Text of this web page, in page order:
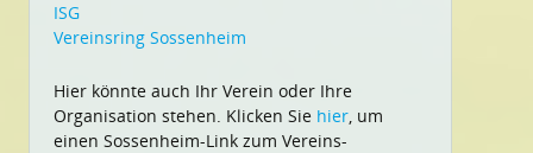
ISG
Vereinsring Sossenheim
Hier könnte auch Ihr Verein oder Ihre
Organisation stehen. Klicken Sie hier, um
einen Sossenheim-Link zum Vereins-